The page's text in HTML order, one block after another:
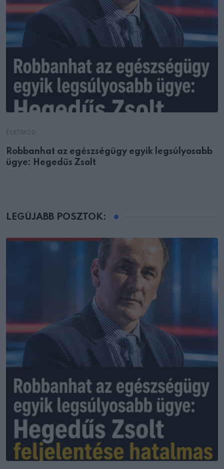
Robbanhat az egészségügy egyik legsúlyosabb
ügye: Hegedűs Zsolt
LEGÚJABB POSZTOK: